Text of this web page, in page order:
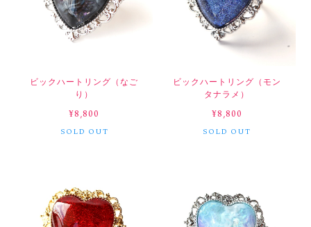
ビックハートリング（なご
り）
¥8,800
SOLD OUT
ビックハートリング（モン
タナラメ）
¥8,800
SOLD OUT